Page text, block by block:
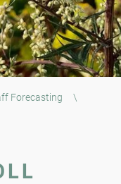
Forecasting
\